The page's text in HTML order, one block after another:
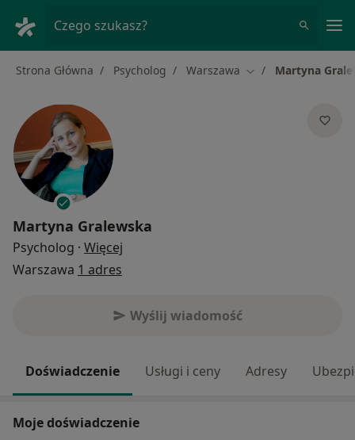
Czego szukasz?
Strona Główna Psycholog Warszawa Zmień miasto
Martyna
Martyna Gralewska
Psycholog · Więcej
Warszawa 1 adres
Wyślij wiadomość
Doświadczenie Usługi i ceny Adresy
Moje doświadczenie